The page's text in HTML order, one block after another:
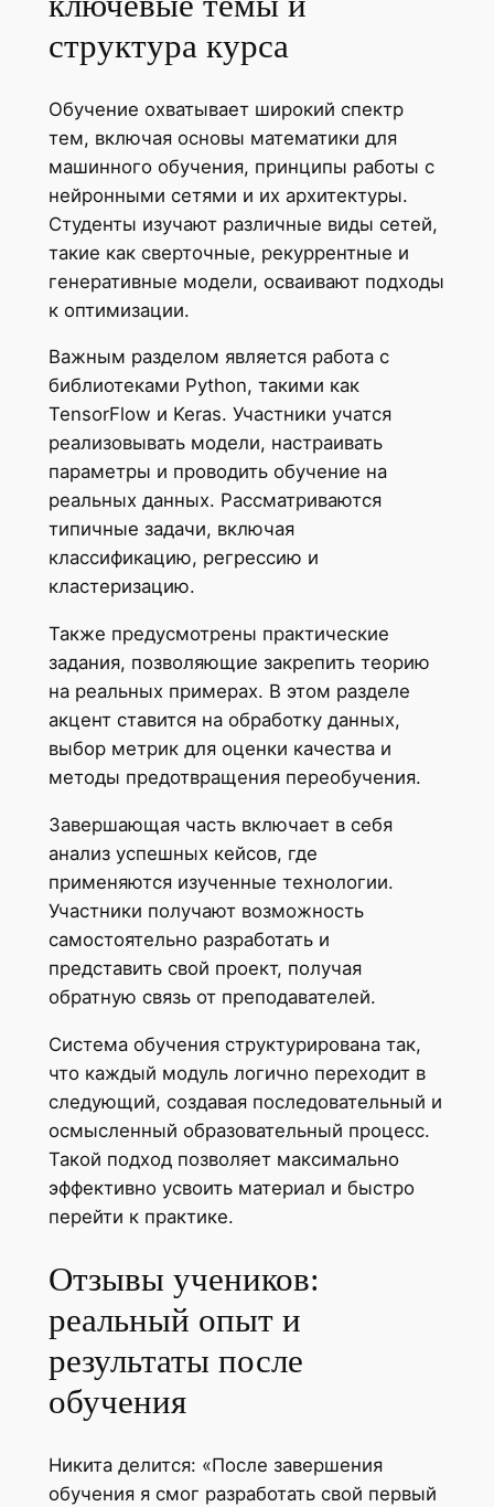
структура курса
Обучение охватывает широкий спектр
тем, включая основы математики для
машинного обучения, принципы работы с
нейронными сетями и их архитектуры.
Студенты изучают различные виды сетей,
такие как сверточные, рекуррентные и
генеративные модели, осваивают подходы
к оптимизации.
Важным разделом является работа с
библиотеками Python, такими как
TensorFlow и Keras. Участники учатся
реализовывать модели, настраивать
параметры и проводить обучение на
реальных данных. Рассматриваются
типичные задачи, включая
классификацию, регрессию и
кластеризацию.
Также предусмотрены практические
задания, позволяющие закрепить теорию
на реальных примерах. В этом разделе
акцент ставится на обработку данных,
выбор метрик для оценки качества и
методы предотвращения переобучения.
Завершающая часть включает в себя
анализ успешных кейсов, где
применяются изученные технологии.
Участники получают возможность
самостоятельно разработать и
представить свой проект, получая
обратную связь от преподавателей.
Система обучения структурирована так,
что каждый модуль логично переходит в
следующий, создавая последовательный и
осмысленный образовательный процесс.
Такой подход позволяет максимально
эффективно усвоить материал и быстро
перейти к практике.
Отзывы учеников:
реальный опыт и
результаты после
обучения
Никита делится: «После завершения
обучения я смог разработать свой первый